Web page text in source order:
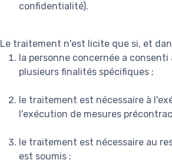
confidentialité).
Le traitement n'est licite que si, et
la personne concernée a
plusieurs finalités spécifiques ;
le traitement est nécessaire à
l'exécution de mesures
le traitement est nécessaire au
est soumis ;